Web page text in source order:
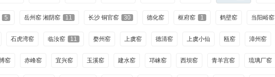
5 岳州窑 湘阴窑 11 长沙 铜官窑 30 德化窑 枢府窑 1 鹤壁窑 当阳峪窑
石虎湾窑 临汝窑 11 婺州窑 上虞窑 德清窑 上虞小仙 瓯窑 漳州窑
窑 赤峰窑 宜兴窑 玉溪窑 建水窑 邛崃窑 西坝窑 青羊宫窑 琉璃厂窑